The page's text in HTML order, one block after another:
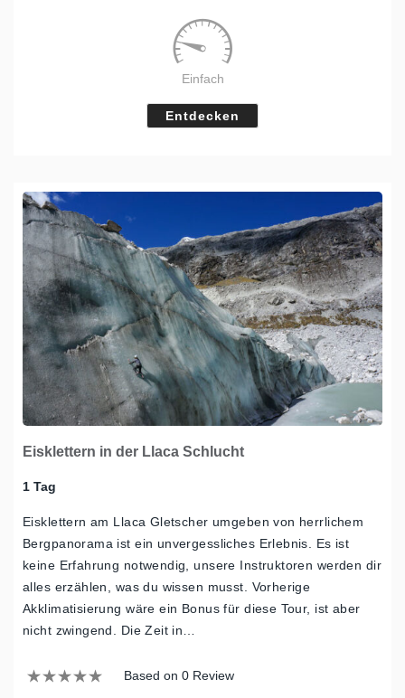
Einfach
Entdecken
Eisklettern in der Llaca Schlucht
1 Tag
Eisklettern am Llaca Gletscher umgeben von herrlichem
Bergpanorama ist ein unvergessliches Erlebnis. Es ist
keine Erfahrung notwendig, unsere Instruktoren werden dir
alles erzählen, was du wissen musst. Vorherige
Akklimatisierung wäre ein Bonus für diese Tour, ist aber
nicht zwingend. Die Zeit in…
Based on 0 Review